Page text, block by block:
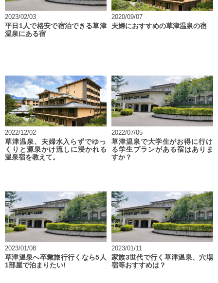
2023/02/03
平日1人で格安で宿泊できる草津
温泉にある宿
2020/09/07
夫婦におすすめの草津温泉の宿
2022/12/02
草津温泉、夫婦水入らずでゆっ
くりと源泉かけ流しに浸かれる
温泉宿を教えて。
2022/07/05
草津温泉で大学生がお得に行け
る学生プランがある宿はありま
すか？
2023/01/08
草津温泉へ卒業旅行行くなら5人
1部屋で泊まりたい!
2023/01/11
家族3世代で行く草津温泉、穴場
宿等おすすめは？